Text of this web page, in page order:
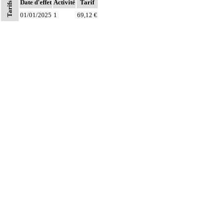
Notes
- des muscles ptérygoïdiens (cf chapitre 11)
Tarifs Date d'effet Activité
Tarif
01/01/2025 1 69,12 €